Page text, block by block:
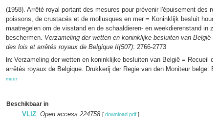
(1958). Arrêté royal portant des mesures pour prévenir l'épuisement des
poissons, de crustacés et de mollusques en mer = Koninklijk besluit
maatregelen om de visstand en de schaaldieren- en weekdierenstand in
beschermen. Verzameling der wetten en koninklijke besluiten van België =
des lois et arrêtés royaux de Belgique II(507): 2766-2773
In: Verzameling der wetten en koninklijke besluiten van België = Recueil
arrêtés royaux de Belgique. Drukkerij der Regie van den Moniteur belge:
meer
Beschikbaar in
VLIZ: Open access 224758 [ download pdf ]